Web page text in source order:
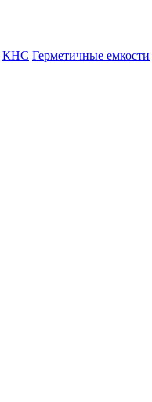
КНС Герметичные емкости